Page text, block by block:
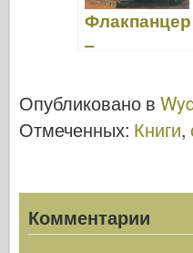
Флакпанцер
–
o Militaria 018
Опубликовано в
Отмеченных: Книги,
Комментарии